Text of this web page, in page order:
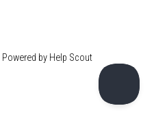
Powered by Help Scout